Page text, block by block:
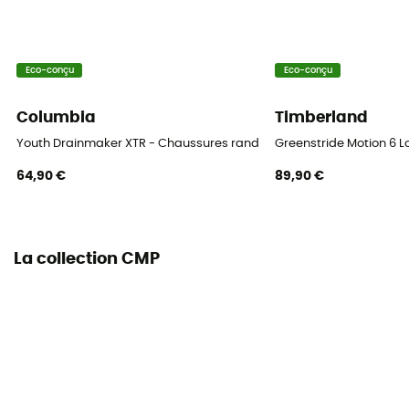
Eco-conçu
Columbia
Youth Drainmaker XTR - Chaussures randonnée enfant
64,90 €
Eco-conçu
Timberland
Greenstride Motion 6
89,90 €
La collection CMP